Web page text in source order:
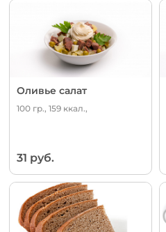
Оливье салат
100 гр., 159 ккал.,
31 руб.